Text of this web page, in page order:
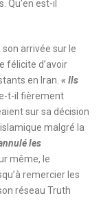
Qu’en est-il
arrivée sur le
félicite d’avoir
en Iran. « Ils
t-il fièrement
sur sa décision
malgré la
les
même, le
remercier les
réseau Truth